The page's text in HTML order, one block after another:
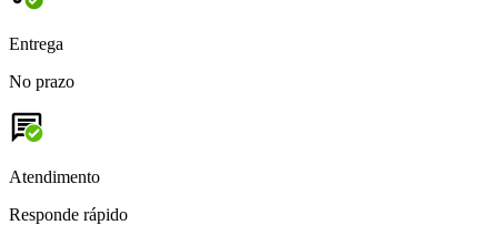
Entrega
No prazo
Atendimento
Responde rápido